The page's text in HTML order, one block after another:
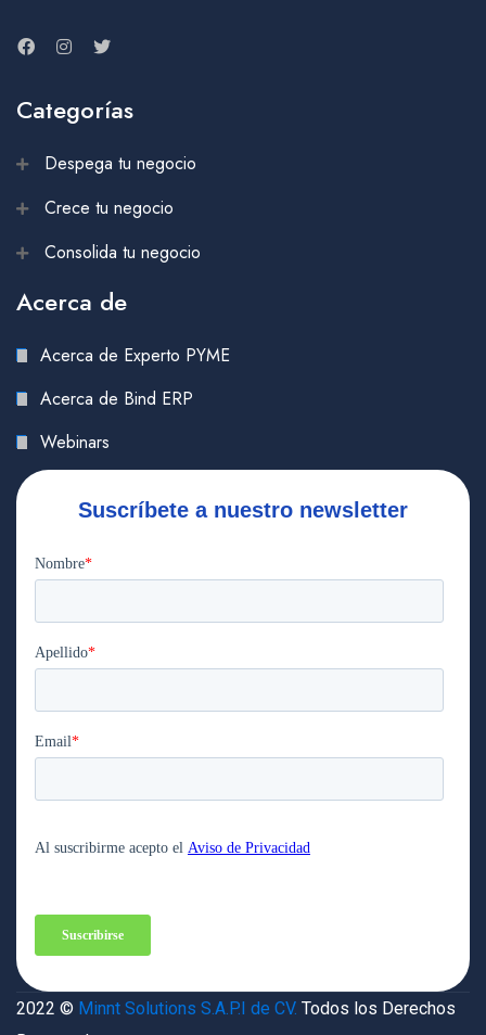
Categorías
Despega tu negocio
Crece tu negocio
Consolida tu negocio
Acerca de
Acerca de Experto PYME
Acerca de Bind ERP
Webinars
Suscríbete a nuestro newsletter
2022 © Minnt Solutions S.A.P.I de CV. Todos los Derechos